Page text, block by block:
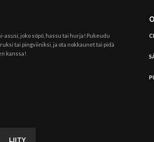
asusi, joko söpö, hassu tai hurja! Pukeudu
tai pingviiniksi, ja ota nokkaunet tai pidä
kanssa!
LIITY